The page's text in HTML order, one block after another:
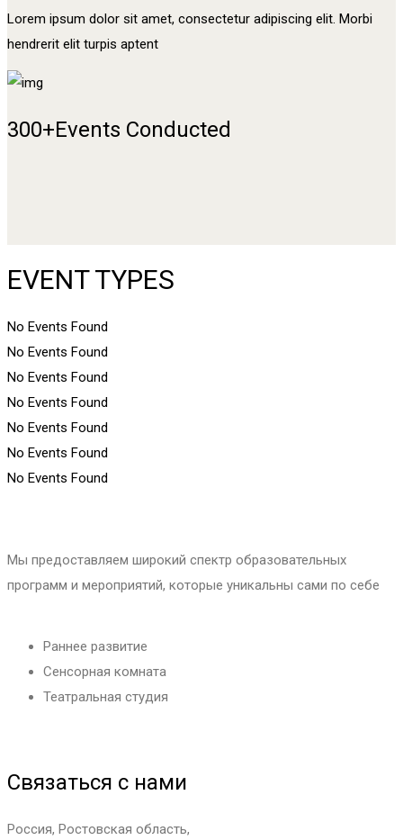
Lorem ipsum dolor sit amet, consectetur adipiscing elit. Morbi
hendrerit elit turpis aptent
300+Events Conducted
EVENT TYPES
No Events Found
No Events Found
No Events Found
No Events Found
No Events Found
No Events Found
No Events Found
Мы предоставляем широкий спектр образовательных
программ и мероприятий, которые уникальны сами по себе
Раннее развитие
Сенсорная комната
Театральная студия
Связаться с нами
Россия, Ростовская область,